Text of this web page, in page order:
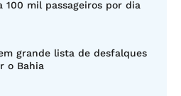
100 mil passageiros por dia
grande lista de desfalques
o Bahia